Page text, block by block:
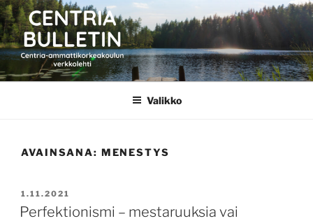
Siirry
sisältöön
CENTRIA BULLETIN
Valikko
AVAINSANA: MENESTYS
JULKAISTU
1.11.2021
Perfektionismi – mestaruuksia vai